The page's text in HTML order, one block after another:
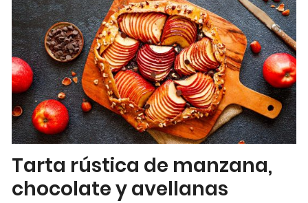
Tarta rústica de manzana,
chocolate y avellanas